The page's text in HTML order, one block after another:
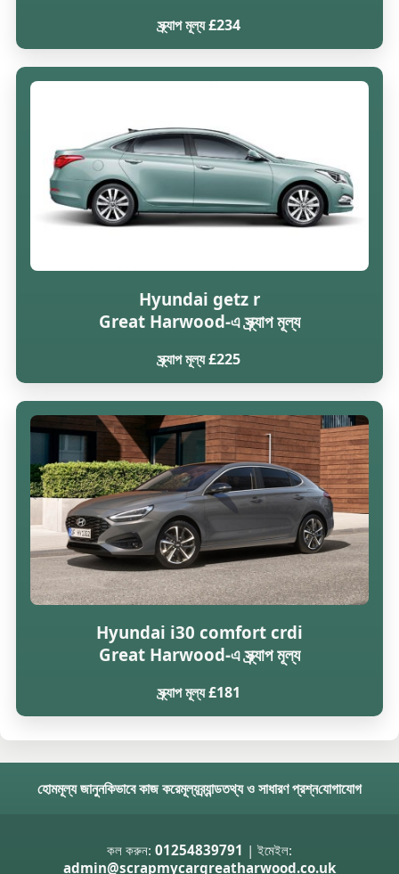
স্ক্র্যাপ মূল্য £234
Hyundai getz r
Great Harwood-এ স্ক্র্যাপ মূল্য
স্ক্র্যাপ মূল্য £225
Hyundai i30 comfort crdi
Great Harwood-এ স্ক্র্যাপ মূল্য
স্ক্র্যাপ মূল্য £181
হোমমূল্য জানুনকিভাবে কাজ করেমূল্যব্র্যান্ডতথ্য ও সাধারণ প্রশ্নযোগাযোগ
কল করুন: 01254839791 | ইমেইল:
admin@scrapmycargreatharwood.co.uk